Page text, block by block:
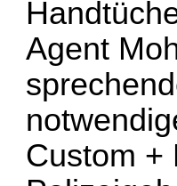
Agent
Custom +